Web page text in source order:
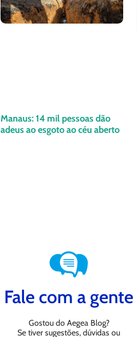
Manaus: 14 mil pessoas dão
adeus ao esgoto ao céu aberto
Fale com a gente
Gostou do Aegea Blog?
Se tiver sugestões, dúvidas ou